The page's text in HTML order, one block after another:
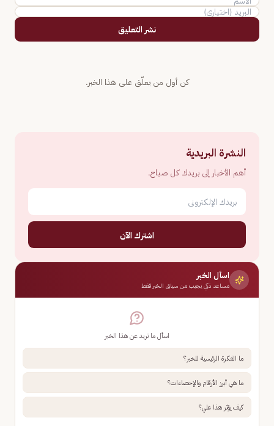
نشر التعليق
كن أول من يعلّق على هذا الخبر.
النشرة البريدية
أهم الأخبار إلى بريدك كل صباح.
اشترك الآن
اسأل الخبر
مساعد ذكي يجيب من سياق الخبر فقط
اسأل ما تريد عن هذا الخبر
ما الفكرة الرئيسية للخبر؟
ما هي أبرز الأرقام والإحصاءات؟
كيف يؤثر هذا علي؟